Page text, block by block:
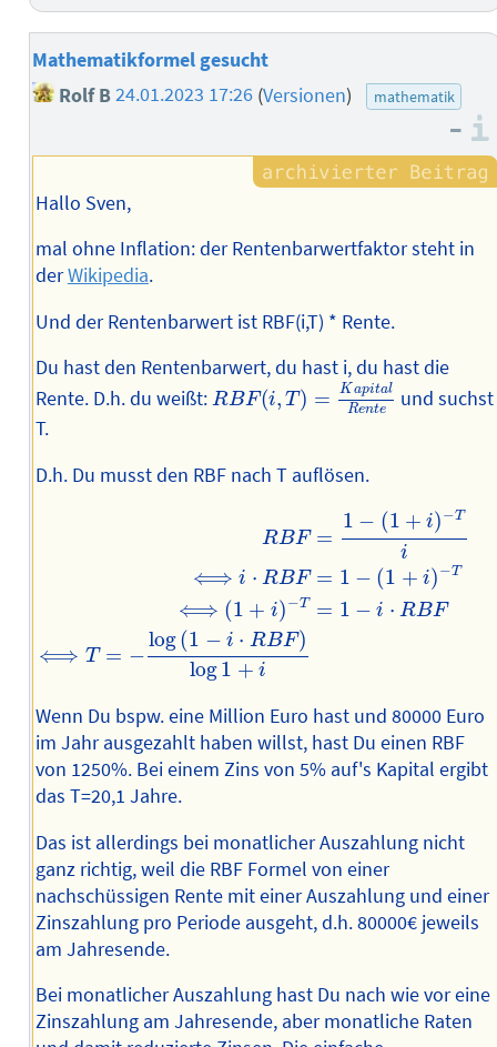
Mathematikformel gesucht
Rolf B24.01.2023 17:26 (Versionen) mathematik
–
Hallo Sven,
mal ohne Inflation: der Rentenbarwertfaktor steht in
derWikipedia.
Und der Rentenbarwert ist RBF(i,T) * Rente.
Du hast den Rentenbarwert, du hast i, du hast die
Rente. D.h. du weißt: RBF(i, T) = K apital
Rente
RBF(i T )=KapitalRente
und suchst
T.
D.h. Du musst den RBF nach T auflösen.
RBF =
1 − (1 + i)−T
i
⟺ i ⋅ RBF = 1 − (1 + i)−T
⟺ (1 + i)−T = 1 − i ⋅ RBF
⟺ T = −
log(1 − i ⋅ RBF)
log1 + i
⟺ 1+ ) T=1−
Wenn Du bspw. eine Million Euro hast und 80000 Euro
im Jahr ausgezahlt haben willst, hast Du einen RBF
von 1250%. Bei einem Zins von 5% auf's Kapital ergibt
das T=20,1 Jahre.
Das ist allerdings bei monatlicher Auszahlung nicht
ganz richtig, weil die RBF Formel von einer
nachschüssigen Rente mit einer Auszahlung und einer
Zinszahlung pro Periode ausgeht, d.h. 80000€ jeweils
am Jahresende.
Bei monatlicher Auszahlung hast Du nach wie vor eine
Zinszahlung am Jahresende, aber monatliche Raten